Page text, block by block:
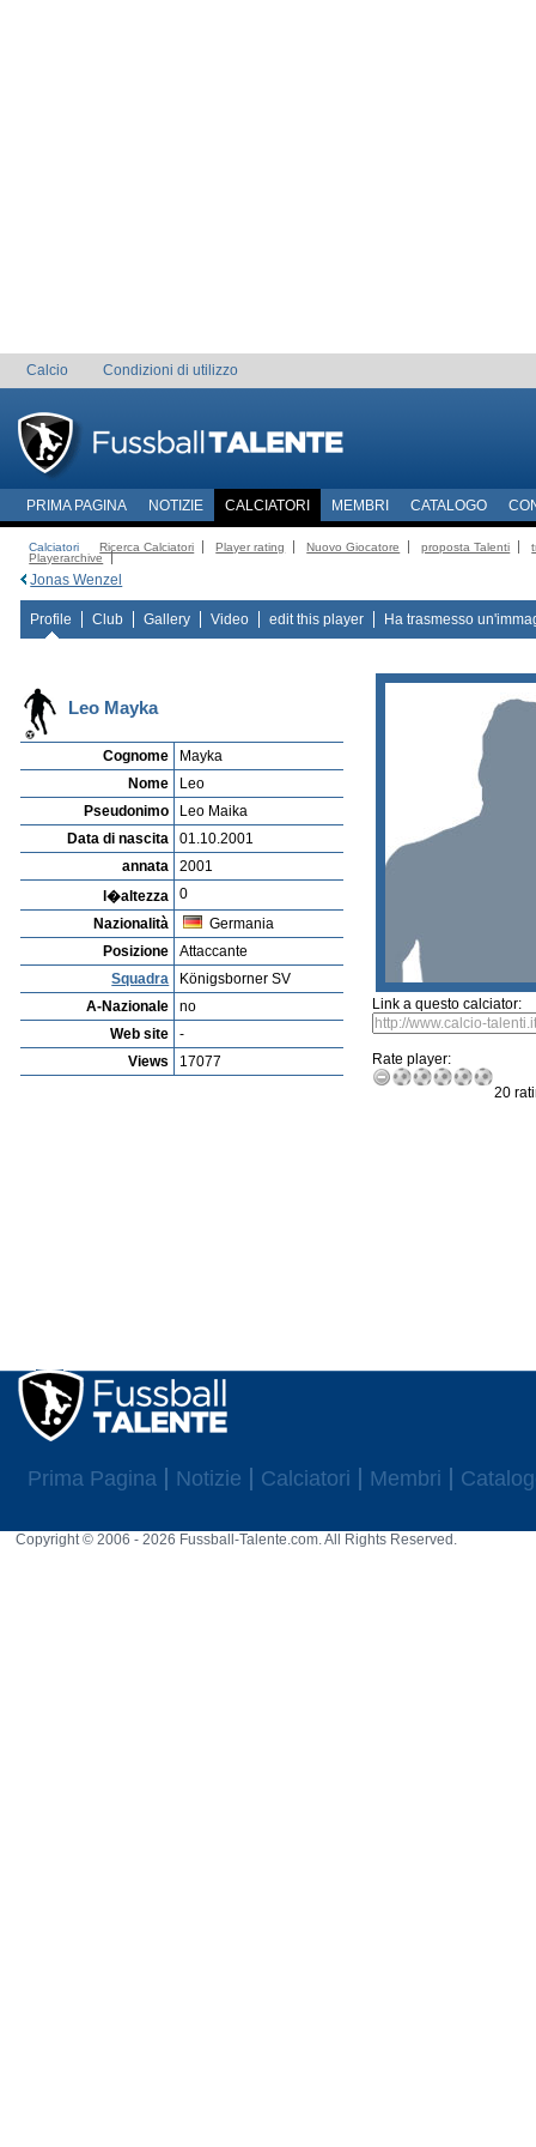
Calcio Condizioni di utilizzo
PRIMA PAGINA NOTIZIE CALCIATORI MEMBRI CATALOGO
Calciatori Ricerca Calciatori Player rating Nuovo Giocatore proposta Talenti
Playerarchive
Jonas Wenzel
Profile Club Gallery Video edit this player Ha trasmesso
Leo Mayka
Cognome
Mayka
Nome
Leo
Pseudonimo
Leo Maika
Data di nascita
01.10.2001
annata
2001
l�altezza
0
Nazionalità
Germania
Posizione
Attaccante
Squadra
Königsborner SV
A-Nazionale
no
Web site
-
Views
17077
Link a questo calciator:
Rate player:
20
Prima Pagina Notizie Calciatori Membri
Copyright © 2006 - 2026 Fussball-Talente.com. All Rights Reserved.